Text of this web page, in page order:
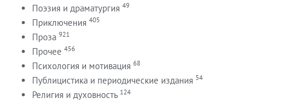
Поэзия и драматургия 49
Приключения 405
Проза 921
Прочее 456
Психология и мотивация 68
Публицистика и периодические издания 54
Религия и духовность 124